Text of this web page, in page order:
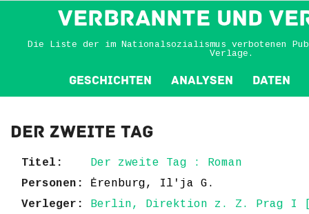
VERBRANNTE und
Die Liste der im Nationalsozialismus verbotenen
Verlage.
Geschichten Analysen Daten
Der zweite Tag
Titel:
Der zweite Tag : Roman
Personen:
Ėrenburg, Ilʹja G.
Verleger:
Berlin, Direktion z. Z. Prag I